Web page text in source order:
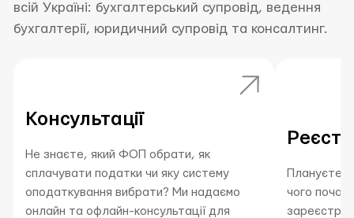
всій Україні: бухгалтерський супровід, ведення
бухгалтерії, юридичний супровід та консалтинг.
Консультації
Не знаєте, який ФОП обрати, як
сплачувати податки чи яку систему
оподаткування вибрати? Ми надаємо
онлайн та офлайн-консультації для
Плануєте
чого